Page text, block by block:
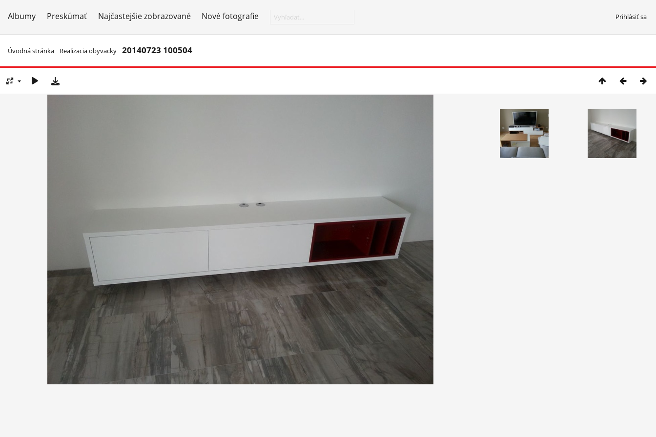
Albumy Preskúmať Najčastejšie zobrazované Nové fotografie Prihlásiť sa
Úvodná stránka Realizacia obyvacky 20140723 100504